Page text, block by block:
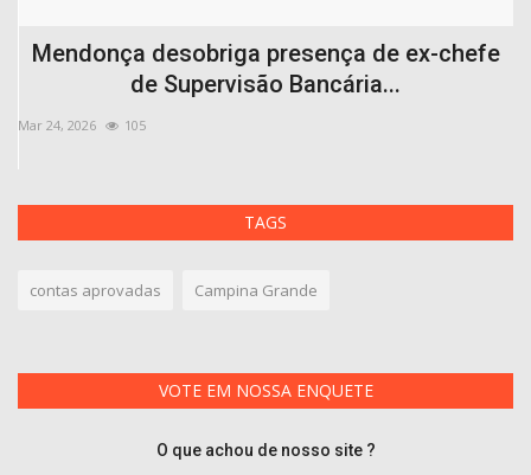
Mendonça desobriga presença de ex-chefe
de Supervisão Bancária...
Mar 24, 2026 105
TAGS
contas aprovadas Campina Grande
VOTE EM NOSSA ENQUETE
O que achou de nosso site ?